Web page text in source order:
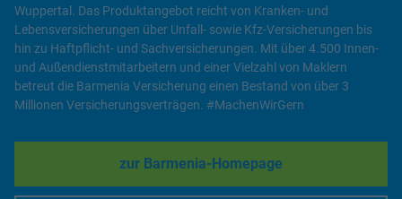
Wuppertal. Das Produktangebot reicht von Kranken- und
Lebensversicherungen über Unfall- sowie Kfz-Versicherungen bis
hin zu Haftpflicht- und Sachversicherungen. Mit über 4.500 Innen-
und Außendienstmitarbeitern und einer Vielzahl von Maklern
betreut die Barmenia Versicherung einen Bestand von über 3
Millionen Versicherungsverträgen. #MachenWirGern
zur Barmenia-Homepage
Link Opens in New Tab